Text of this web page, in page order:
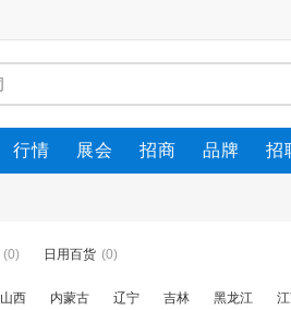
行情 展会 招商 品牌 招
(0) 日用百货 (0)
山西 内蒙古 辽宁 吉林 黑龙江